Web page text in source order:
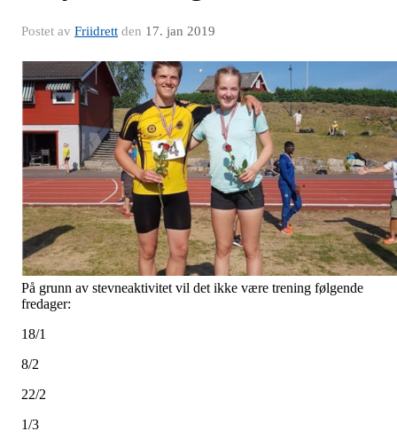
Postet av Friidrett den 17. jan 2019
På grunn av stevneaktivitet vil det ikke være trening følgende
fredager:
18/1
8/2
22/2
1/3